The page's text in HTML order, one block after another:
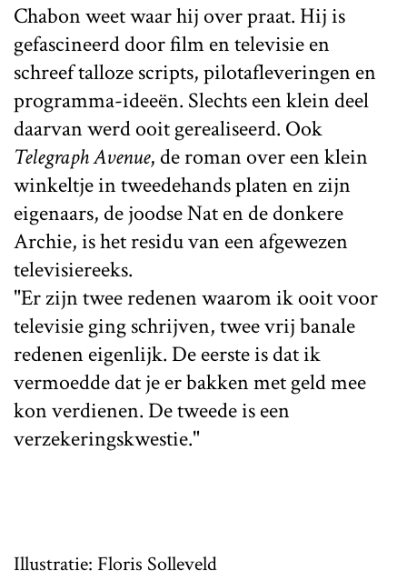
Chabon weet waar hij over praat. Hij is
gefascineerd door film en televisie en
schreef talloze scripts, pilotafleveringen en
programma-ideeën. Slechts een klein deel
daarvan werd ooit gerealiseerd. Ook
Telegraph Avenue, de roman over een klein
winkeltje in tweedehands platen en zijn
eigenaars, de joodse Nat en de donkere
Archie, is het residu van een afgewezen
televisiereeks.
"Er zijn twee redenen waarom ik ooit voor
televisie ging schrijven, twee vrij banale
redenen eigenlijk. De eerste is dat ik
vermoedde dat je er bakken met geld mee
kon verdienen. De tweede is een
verzekeringskwestie."
Illustratie: Floris Solleveld